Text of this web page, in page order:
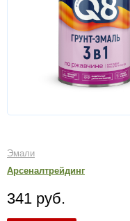
Эмали
Арсеналтрейдинг
341 руб.